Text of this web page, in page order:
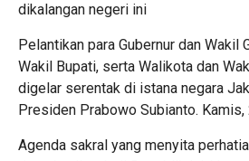
dikalangan negeri ini
Pelantikan para Gubernur dan Wakil
Wakil Bupati, serta Walikota dan
digelar serentak di istana negara
Presiden Prabowo Subianto.
Agenda sakral yang menyita